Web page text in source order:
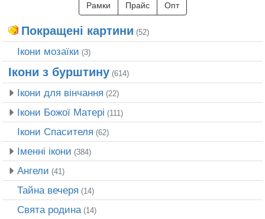
Рамки Прайс Опт
Покращені картини (52)
Ікони мозаїки (3)
Ікони з бурштину (614)
Ікони для вінчання (22)
Ікони Божої Матері (111)
Ікони Спасителя (62)
Іменні ікони (384)
Ангели (41)
Тайна вечеря (14)
Свята родина(14)